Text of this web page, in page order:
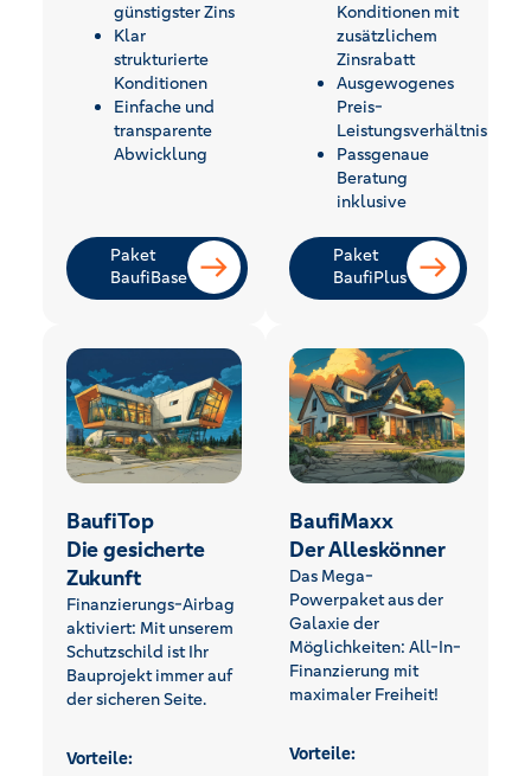
günstigster Zins
Klar
strukturierte
Konditionen
Einfache und
transparente
Abwicklung
Paket
BaufiBase
Konditionen mit
zusätzlichem
Zinsrabatt
Ausgewogenes
Preis-
Leistungsverhältnis
Passgenaue
Beratung
inklusive
Paket
BaufiPlus
BaufiTop
Die gesicherte
Zukunft
Finanzierungs-Airbag
aktiviert: Mit unserem
Schutzschild ist Ihr
Bauprojekt immer auf
der sicheren Seite.
Vorteile:
BaufiMaxx
Der Alleskönner
Das Mega-
Powerpaket aus der
Galaxie der
Möglichkeiten: All-In-
Finanzierung mit
maximaler Freiheit!
Vorteile: